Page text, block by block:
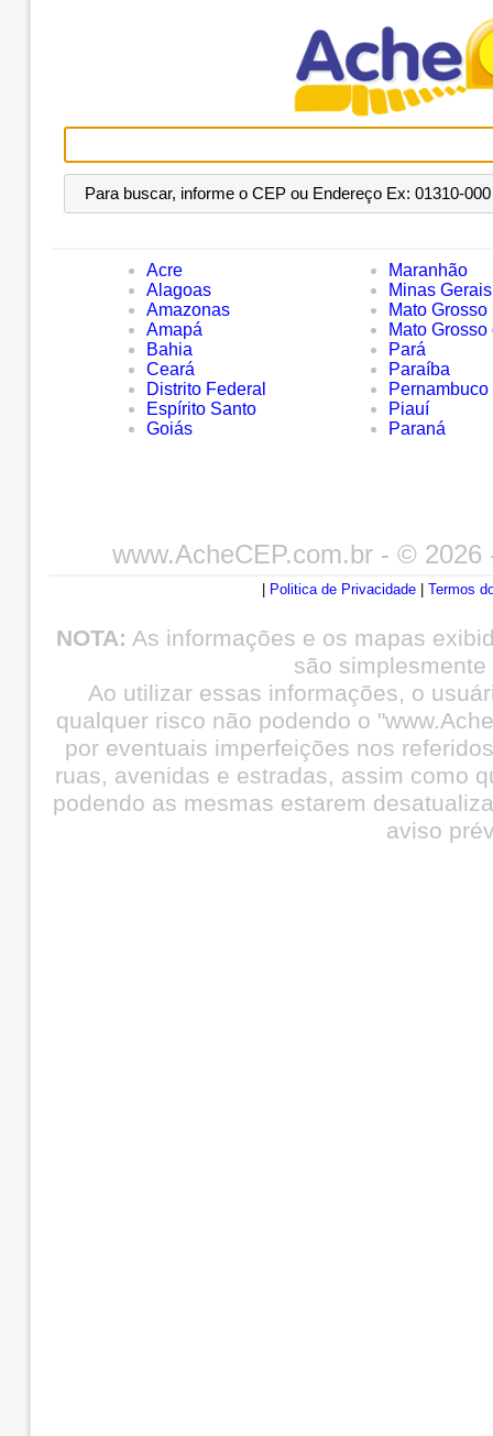
Para buscar, informe o CEP ou Endereço Ex: 01310-
Acre
Alagoas
Amazonas
Amapá
Bahia
Ceará
Distrito Federal
Espírito Santo
Goiás
Maranhão
Minas Gerais
Mato Grosso
Mato Grosso
Pará
Paraíba
Pernambuco
Piauí
Paraná
www.AcheCEP.com.br- © 2026
Politica de Privacidade Termos
NOTA: As informações e os mapas
são
Ao utilizar essas informações, o
qualquer risco não podendo o
por eventuais imperfeições nos
ruas, avenidas e estradas, assim como
podendo as mesmas estarem
aviso